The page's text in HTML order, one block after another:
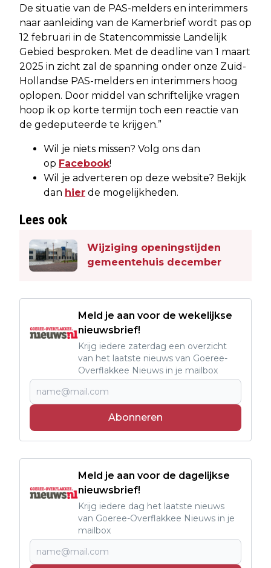
De situatie van de PAS-melders en interimmers
naar aanleiding van de Kamerbrief wordt pas op
12 februari in de Statencommissie Landelijk
Gebied besproken. Met de deadline van 1 maart
2025 in zicht zal de spanning onder onze Zuid-
Hollandse PAS-melders en interimmers hoog
oplopen. Door middel van schriftelijke vragen
hoop ik op korte termijn toch een reactie van
de gedeputeerde te krijgen.”
Wil je niets missen? Volg ons dan
op Facebook!
Wil je adverteren op deze website? Bekijk
dan hier de mogelijkheden.
Lees ook
Wijziging openingstijden
gemeentehuis december
Meld je aan voor de wekelijkse
nieuwsbrief!
Krijg iedere zaterdag een overzicht
van het laatste nieuws van Goeree-
Overflakkee Nieuws in je mailbox
Abonneren
Meld je aan voor de dagelijkse
nieuwsbrief!
Krijg iedere dag het laatste nieuws
van Goeree-Overflakkee Nieuws in je
mailbox